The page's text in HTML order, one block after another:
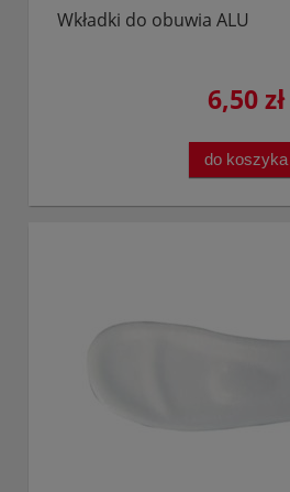
Wkładki do obuwia ALU
6,50 zł
do koszyka